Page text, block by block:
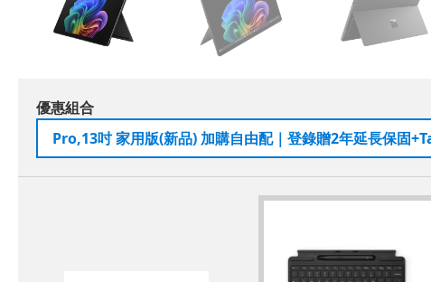
優惠組合
Pro,13吋 家用版(新品) 加購自由配｜登錄贈2年延長保固